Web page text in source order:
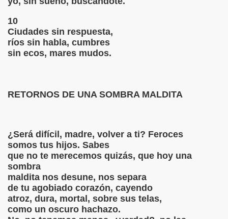
10
Ciudades sin respuesta,
ríos sin habla, cumbres
sin ecos, mares mudos.
RETORNOS DE UNA SOMBRA MALDITA
¿Será difícil, madre, volver a ti? Feroces
somos tus hijos. Sabes
que no te merecemos quizás, que hoy una
sombra
maldita nos desune, nos separa
de tu agobiado corazón, cayendo
atroz, dura, mortal, sobre sus telas,
como un oscuro hachazo.
PATIO
TE MUERAS
OTOÑO
MELANCÓLICO
PARA TU OÍDO